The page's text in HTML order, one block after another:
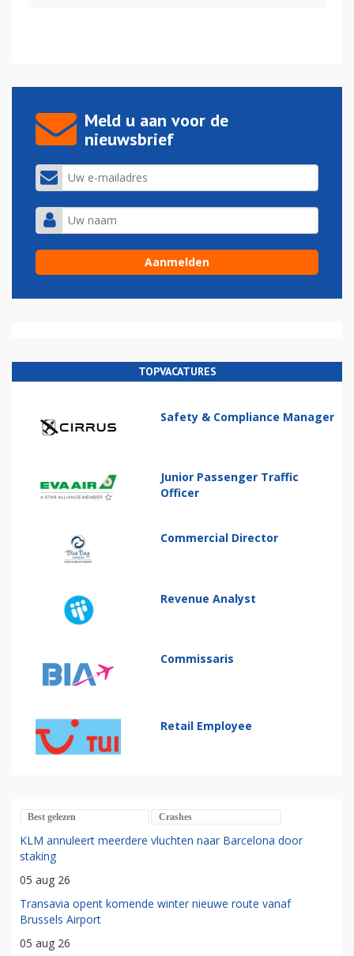
Meld u aan voor de
nieuwsbrief
TOPVACATURES
Safety & Compliance Manager
Junior Passenger Traffic
Officer
Commercial Director
Revenue Analyst
Commissaris
Retail Employee
Best gelezen Crashes
KLM annuleert meerdere vluchten naar Barcelona door
staking
05 aug 26
Transavia opent komende winter nieuwe route vanaf
Brussels Airport
05 aug 26